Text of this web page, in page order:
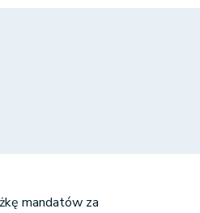
mandatów za